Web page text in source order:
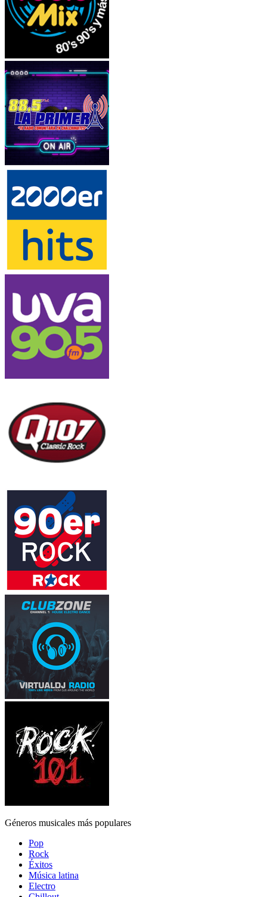
Géneros musicales más populares
Pop
Rock
Éxitos
Música latina
Electro